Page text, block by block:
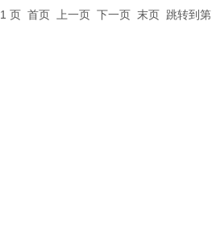
1 页 首页 上一页 下一页 末页 跳转到第